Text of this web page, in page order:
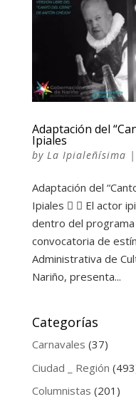
Adaptación del
Ipiales
by La Ipialeñísima |
Adaptación del
Ipiales   El actor
dentro del
convocatoria de
Administrativa de
Nariño, presenta...
Categorías
Carnavales (37)
Ciudad _ Región
Columnistas (201)